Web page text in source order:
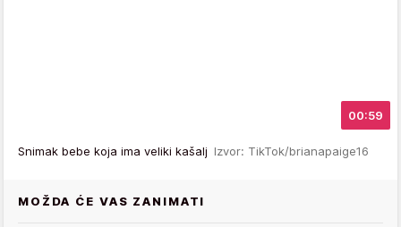
00:59
Snimak bebe koja ima veliki kašalj Izvor: TikTok/brianapaige16
MOŽDA ĆE VAS ZANIMATI